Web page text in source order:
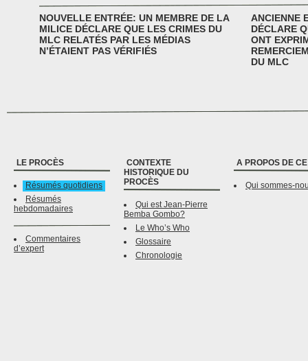
ANCIENNE
DÉCLARE
ONT
DU MLC
NOUVELLE ENTRÉE: UN MEMBRE DE LA
MILICE DÉCLARE QUE LES CRIMES DU
MLC RELATÉS PAR LES MÉDIAS
N’ÉTAIENT PAS VÉRIFIÉS
LE PROCÈS
Résumés quotidiens
Résumés
hebdomadaires
Commentaires
d’expert
CONTEXTE
HISTORIQUE DU
PROCÈS
Qui est Jean-Pierre
Bemba Gombo?
Le Who’s Who
Glossaire
Chronologie
A PROPOS DE
Qui sommes-